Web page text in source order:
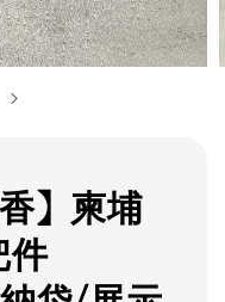
】柬埔
件